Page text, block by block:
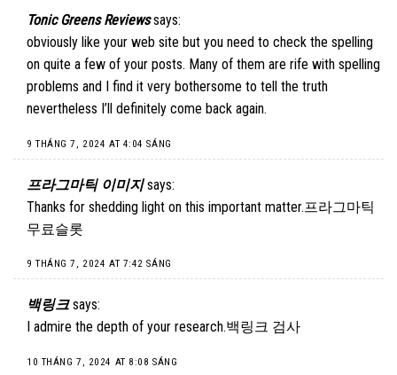
Tonic Greens Reviews says:
obviously like your web site but you need to check the spelling
on quite a few of your posts. Many of them are rife with spelling
problems and I find it very bothersome to tell the truth
nevertheless I’ll definitely come back again.
9 THÁNG 7, 2024 AT 4:04 SÁNG
프라그마틱 이미지 says:
Thanks for shedding light on this important matter.프라그마틱
무료슬롯
9 THÁNG 7, 2024 AT 7:42 SÁNG
백링크 says:
I admire the depth of your research.백링크 검사
10 THÁNG 7, 2024 AT 8:08 SÁNG